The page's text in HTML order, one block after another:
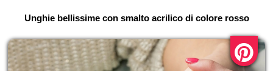
Unghie bellissime con smalto acrilico di colore rosso